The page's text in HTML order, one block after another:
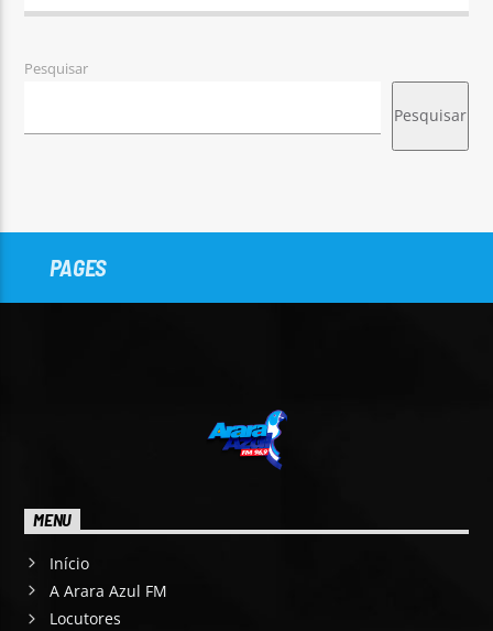
Pesquisar
Pesquisar
PAGES
MENU
Início
A Arara Azul FM
Locutores